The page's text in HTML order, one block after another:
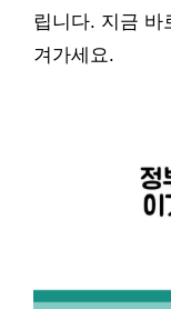
립니다. 지금 바
겨가세요.